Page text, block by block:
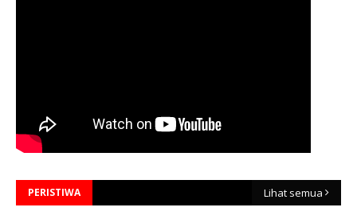
PERISTIWA Lihat semua